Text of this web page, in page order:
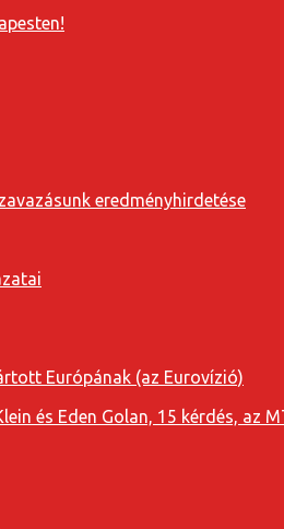
eredményhirdetése
Európának (az Eurovízió)
és Eden Golan, 15 kérdés, az